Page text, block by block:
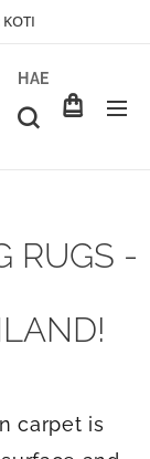
HAE
RUGS -
carpet is